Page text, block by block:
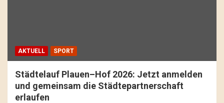
AKTUELL SPORT
Städtelauf Plauen–Hof 2026: Jetzt anmelden
und gemeinsam die Städtepartnerschaft
erlaufen